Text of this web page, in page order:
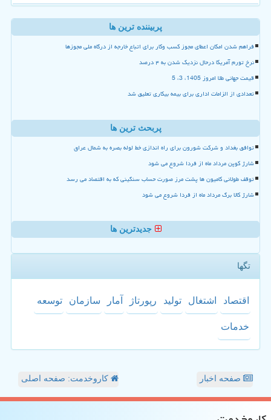
پربیننده ترین ها
فراهم شدن امکان اعطای مجوز کسب وکار برای اتباع خارجه از درگاه ملی مجوزها
نرخ تورم آمریکا درحال نزدیک شدن به ۴ درصد
قیمت جهانی طلا امروز 1405، 3، 5
تعدادی از الزامات اداری برای بیمه بیکاری تعلیق شد
پربحث ترین ها
توافق بغداد و شرکت شورون برای راه اندازی خط لوله بصره به شمال عراق
شارژ کوپن مرداد ماه از فردا شروع می شود
توقف طولانی کامیون ها پشت مرز صورت حساب سنگینی که به اقتصاد می رسد
شارژ کالا برگ مرداد ماه از فردا شروع می شود
جدیدترین ها
تگها
اقتصاد اشتغال تولید رپورتاژ آمار سازمان توسعه
خدمات
صفحه اخبار کاروخدمت: صفحه اصلی